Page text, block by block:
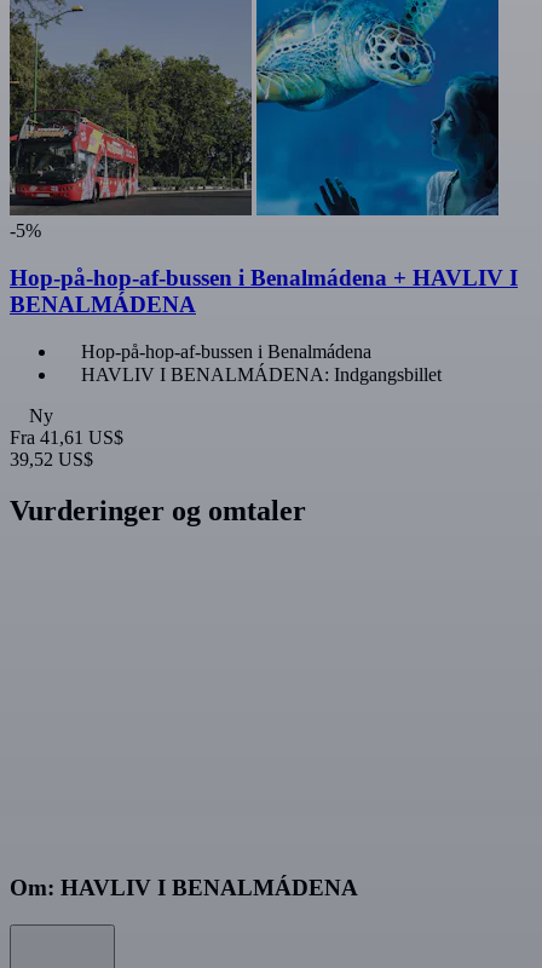
-5%
Hop-på-hop-af-bussen i Benalmádena + HAVLIV I
BENALMÁDENA
Hop-på-hop-af-bussen i Benalmádena
HAVLIV I BENALMÁDENA: Indgangsbillet
Ny
Fra 41,61 US$
39,52 US$
Vurderinger og omtaler
Om: HAVLIV I BENALMÁDENA